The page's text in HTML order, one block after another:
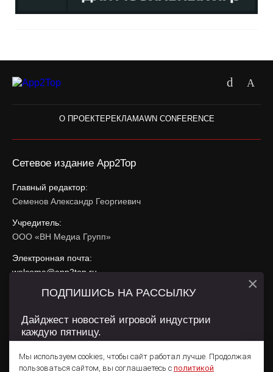
О ПРОЕКТЕРЕКЛАМАWN CONFERENCE
Сетевое издание App2Top
Главный редактор:
Семенов Александр Георгиевич
Учредитель:
ООО «ВН Медиа Групп»
Электронная почта:
welcome@app2top.ru
При использовании материалов активная ссылка на
Сайт использует IP адреса, cookie, данные геолокации
использования содержатся вПолитике конфиденциальностии
Мы используем cookies, чтобы сайт работал лучше. Продолжая
пользоваться сайтом, вы соглашаетесь с политикой
ПОДПИШИСЬ НА РАССЫЛКУ
Дайджест новостей игровой индустрии
каждую пятницу.
×